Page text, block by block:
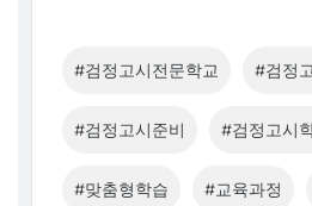
#검정고시전문학교 #검정
#검정고시준비 #검정고시
#맞춤형학습 #교육과정